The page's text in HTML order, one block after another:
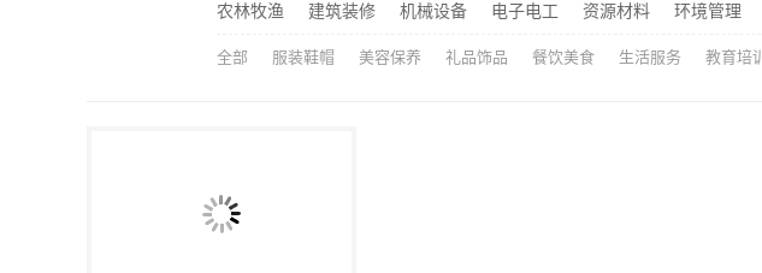
农林牧渔
建筑装修 机械设备 电子电工 资源材料 环境管理
全部 服装鞋帽 美容保养 礼品饰品 餐饮美食 生活服务 教育培训